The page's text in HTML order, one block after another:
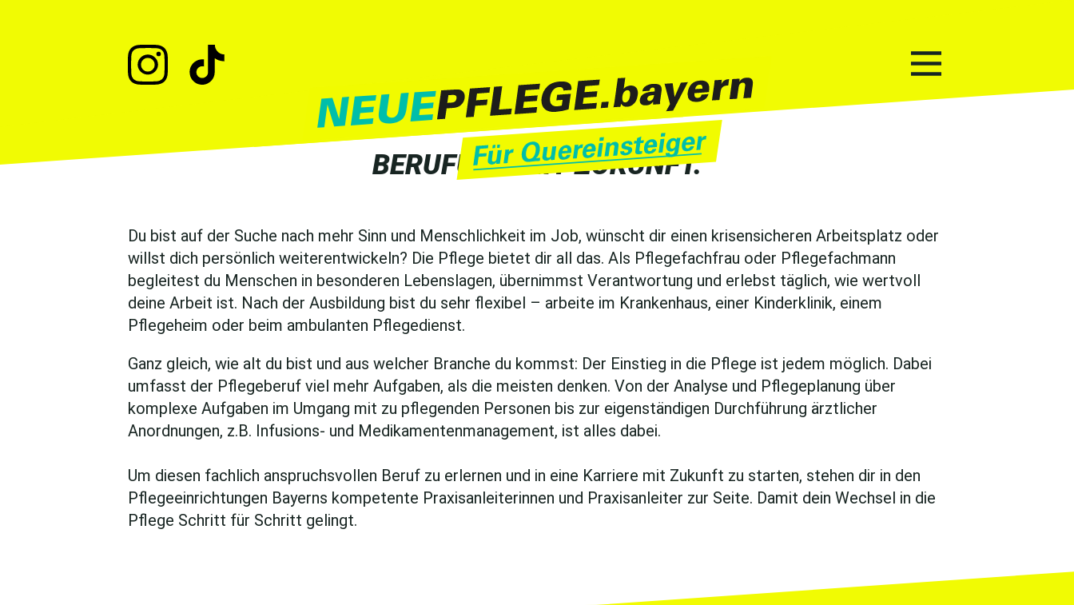
BERUFUNG MIT ZUKUNFT.
Du bist auf der Suche nach mehr Sinn und Menschlichkeit im Job, wünscht dir einen krisensicheren Arbeitsplatz oder
willst dich persönlich weiterentwickeln? Die Pflege bietet dir all das. Als Pflege­fachfrau oder Pflege­fachmann
begleitest du Menschen in besonderen Lebenslagen, übernimmst Verantwortung und erlebst täglich, wie wertvoll
deine Arbeit ist. Nach der Ausbildung bist du sehr flexibel – arbeite im Krankenhaus, einer Kinderklinik, einem
Pflegeheim oder beim ambulanten Pflegedienst.
Ganz gleich, wie alt du bist und aus welcher Branche du kommst: Der Einstieg in die Pflege ist jedem möglich. Dabei
umfasst der Pflegeberuf viel mehr Aufgaben, als die meisten denken. Von der Analyse und Pflegeplanung über
komplexe Aufgaben im Umgang mit zu pflegenden Personen bis zur eigenständigen Durchführung ärztlicher
Anordnungen, z.B. Infusions- und Medikamenten­management, ist alles dabei.
Um diesen fachlich anspruchsvollen Beruf zu erlernen und in eine Karriere mit Zukunft zu starten, stehen dir in den
Pflegeeinrichtungen Bayerns kompetente Praxisanleiterinnen und Praxisanleiter zur Seite. Damit dein Wechsel in die
Pflege Schritt für Schritt gelingt.